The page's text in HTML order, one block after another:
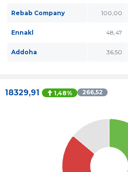
Rebab Company 100,00
Ennakl 48,47
Addoha 36,50
18329,91 1,48% 266,52